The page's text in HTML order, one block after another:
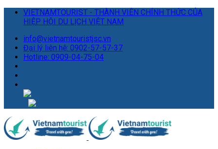
VIETNAMTOURIST - THÀNH VIÊN CHÍNH THỨC CỦA
HIỆP HỘI DU LỊCH VIỆT NAM
info@vietnamtouristjsc.vn
Đại lý liên hệ: 0902-57-57-37
Hotline: 0909-04-75-04